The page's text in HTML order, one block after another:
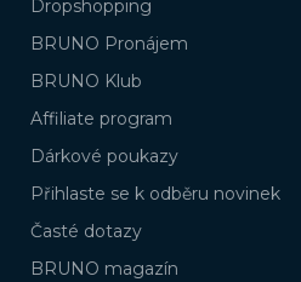
Dropshopping
BRUNO Pronájem
BRUNO Klub
Affiliate program
Dárkové poukazy
Přihlaste se k odběru novinek
Časté dotazy
BRUNO magazín